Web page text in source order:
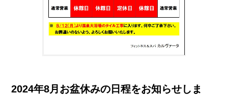
2024年8月お盆休みの日程をお知らせしま